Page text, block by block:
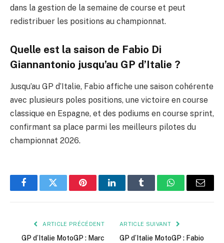
dans la gestion de la semaine de course et peut
redistribuer les positions au championnat.
Quelle est la saison de Fabio Di
Giannantonio jusqu’au GP d’Italie ?
Jusqu’au GP d’Italie, Fabio affiche une saison cohérente
avec plusieurs poles positions, une victoire en course
classique en Espagne, et des podiums en course sprint,
confirmant sa place parmi les meilleurs pilotes du
championnat 2026.
FacebookTwitter PinterestLinkedInTumblr WhatsApp
E-
ARTICLE PRÉCÉDENT
GP d’Italie MotoGP : Marc
ARTICLE SUIVANT
GP d’Italie MotoGP : Fabio